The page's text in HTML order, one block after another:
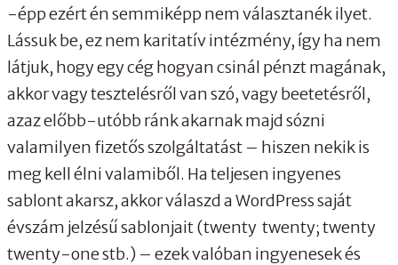
-épp ezért én semmiképp nem választanék ilyet.
Lássuk be, ez nem karitatív intézmény, így ha nem
látjuk, hogy egy cég hogyan csinál pénzt magának,
akkor vagy tesztelésről van szó, vagy beetetésről,
azaz előbb-utóbb ránk akarnak majd sózni
valamilyen fizetős szolgáltatást – hiszen nekik is
meg kell élni valamiből. Ha teljesen ingyenes
sablont akarsz, akkor válaszd a WordPress saját
évszám jelzésű sablonjait (twenty twenty; twenty
twenty-one stb.) – ezek valóban ingyenesek és